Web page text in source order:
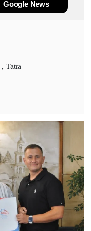
Google News
, Tatra